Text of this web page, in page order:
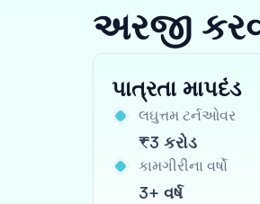
અરજી
પાત્રતા માપદંડ
લઘુત્તમ ટર્નઓવર
₹3 કરોડ
કામગીરીના વર્ષો
3+ વર્ષ